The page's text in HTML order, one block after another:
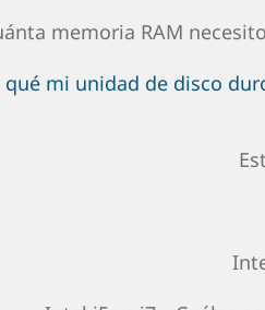
memoria RAM
qué mi unidad de disco